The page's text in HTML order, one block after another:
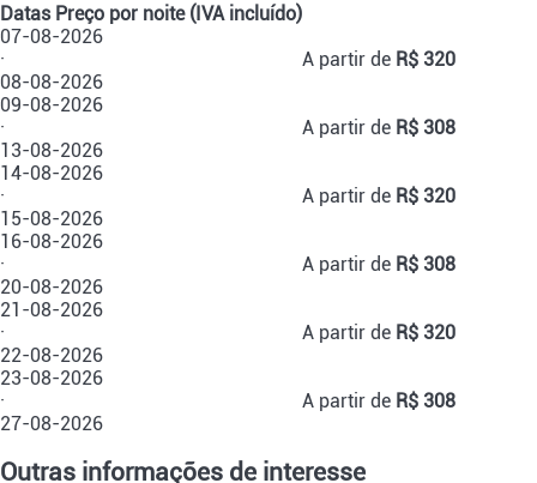
Datas Preço por noite (IVA incluído)
07-08-2026
·
08-08-2026
A partir de R$ 320
09-08-2026
·
13-08-2026
A partir de R$ 308
14-08-2026
·
15-08-2026
A partir de R$ 320
16-08-2026
·
20-08-2026
A partir de R$ 308
21-08-2026
·
22-08-2026
A partir de R$ 320
23-08-2026
·
27-08-2026
A partir de R$ 308
Outras informações de interesse